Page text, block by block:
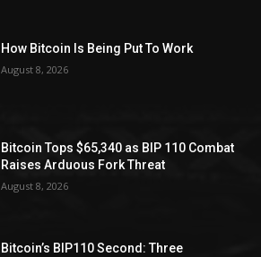
How Bitcoin Is Being Put To Work
August 8, 2026
Bitcoin Tops $65,340 as BIP 110 Combat
Raises Arduous Fork Threat
August 8, 2026
Bitcoin’s BIP110 Second: Three